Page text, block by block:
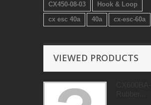
CX450-08-03
Hook & Loop
cx esc 40a
40a cx-esc-60a
VIEWED PRODUCTS